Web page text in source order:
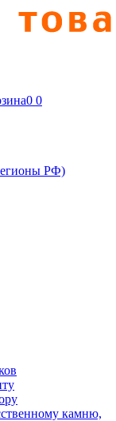
0 0
РФ)
камню,